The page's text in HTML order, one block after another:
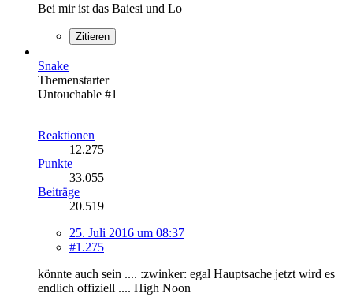
Bei mir ist das Baiesi und Lo
Zitieren
Snake
Themenstarter
Untouchable #1
Reaktionen
12.275
Punkte
33.055
Beiträge
20.519
25. Juli 2016 um 08:37
#1.275
könnte auch sein .... :zwinker: egal Hauptsache jetzt wird es
endlich offiziell .... High Noon